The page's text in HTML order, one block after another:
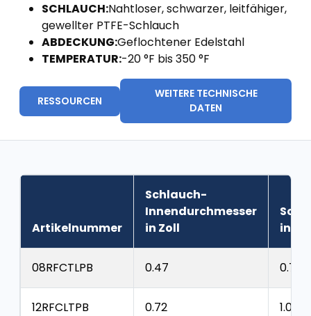
SCHLAUCH:Nahtloser, schwarzer, leitfähiger,
gewellter PTFE-Schlauch
ABDECKUNG:Geflochtener Edelstahl
TEMPERATUR:-20 °F bis 350 °F
RESSOURCEN
WEITERE TECHNISCHE
DATEN
Artikelnummer
Schlauch-
Innendurchmesser
in Zoll
in
08RFCTLPB 0.47 0.75
12RFCLTPB 0.72 1.05